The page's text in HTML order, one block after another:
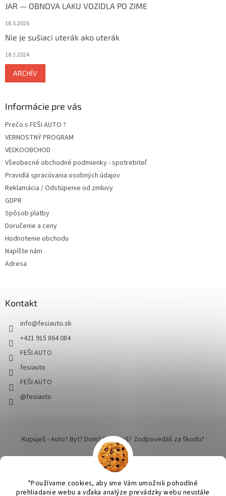
"Používame cookies, aby sme Vám umožnili pohodlné
prehliadanie webu a vďaka analýze prevádzky webu neustále
JAR — OBNOVA LAKU VOZIDLA PO ZIME
18.5.2026
Nie je sušiaci uterák ako uterák
18.3.2024
ARCHÍV
Informácie pre vás
Prečo s FEŠI AUTO ?
VERNOSTNÝ PROGRAM
VEĽKOOBCHOD
Všeobecné obchodné podmienky - spotrebiteľ
Pravidlá spracúvania osobných údajov
Reklamácia / Odstúpenie od zmluvy
GDPR
Spôsob platby
Doručenie a ceny
Hodnotenie obchodu
Napíšte nám
Adresa
Kontakt
info@fesiauto.sk
+421 915 864 084
FEŠI AUTO
fesiauto
FEŠI AUTO
@fesiauto
Kupuješ - Auto? Byt? Dom? Cestuješ? Zodpovedáš za škodu?